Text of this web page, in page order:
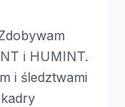
i HUMINT.
i śledztwami